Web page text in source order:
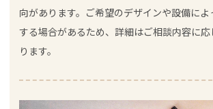
向があります。ご希望のデザインや設備に
する場合があるため、詳細はご相談内容に
ります。